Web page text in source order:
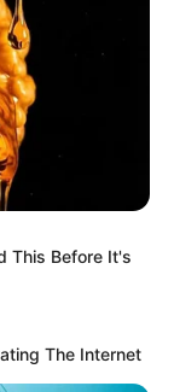
This Before It's
The Internet